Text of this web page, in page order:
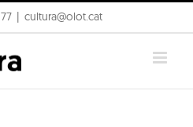
cultura@olot.cat